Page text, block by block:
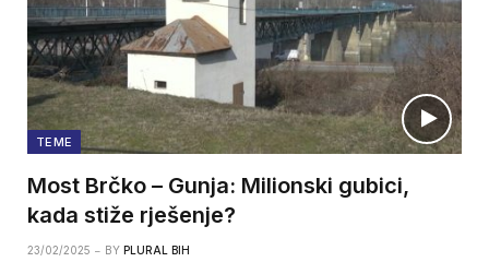
TEME
Most Brčko – Gunja: Milionski gubici,
kada stiže rješenje?
23/02/2025 BY PLURAL BIH